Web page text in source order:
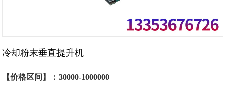
冷却粉末垂直提升机
【价格区间】：30000-1000000